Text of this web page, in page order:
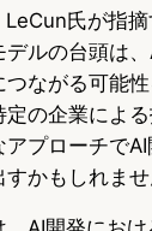
氏が指
デルの台頭は
ながる可能
定の企業によ
アプローチで
かもしれませ